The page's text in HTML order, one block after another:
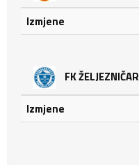
Izmjene
FK ŽELJEZNIČAR
Izmjene